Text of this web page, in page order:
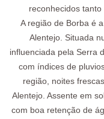
reconhecidos
A região de Borba é
Alentejo. Situada
influenciada pela Serra
com índices de
região, noites
Alentejo. Assente em
com boa retenção de